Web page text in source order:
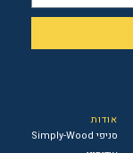
אודות
סניפי Simply-Wood